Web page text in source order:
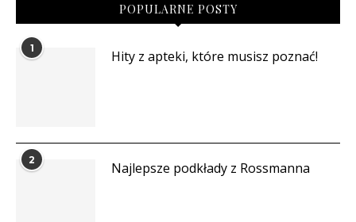
POPULARNE POSTY
1 Hity z apteki, które musisz poznać!
2 Najlepsze podkłady z Rossmanna